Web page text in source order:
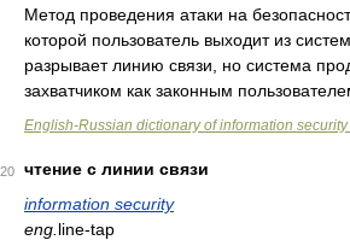
Метод проведения атаки на
которой пользователь выходит из
разрывает линию связи, но система
захватчиком как законным
English-Russian dictionary of information security
20
чтение с линии связи
information security
eng. line-tap